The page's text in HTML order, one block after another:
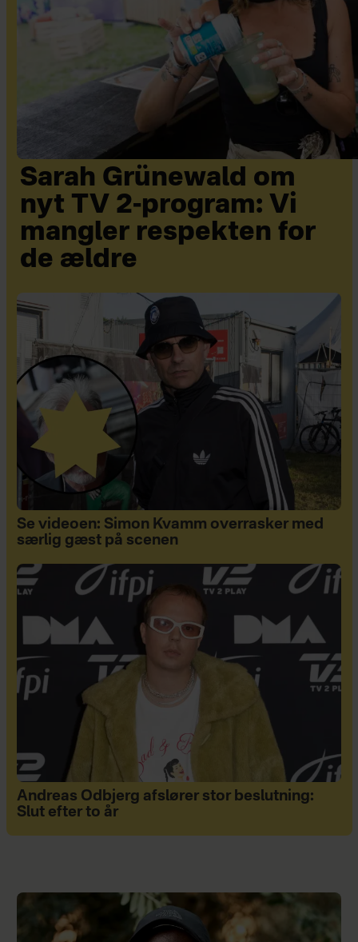
Sarah Grünewald om
nyt TV 2-program: Vi
mangler respekten for
de ældre
Se videoen: Simon Kvamm overrasker med
særlig gæst på scenen
Andreas Odbjerg afslører stor beslutning:
Slut efter to år